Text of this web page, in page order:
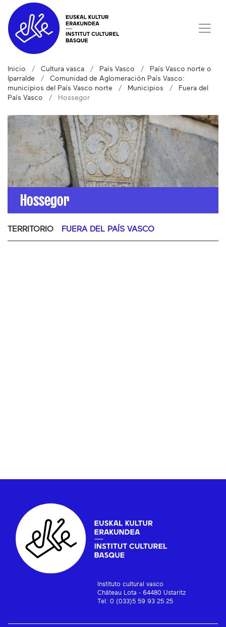
Inicio Cultura vasca País Vasco
País Vasco norte o
Iparralde
Comunidad de Aglomeración País Vasco:
municipios del País Vasco norte
Municipios
Fuera del
País Vasco
Hossegor
Hossegor
TERRITORIO FUERA DEL PAÍS VASCO
Instituto cultural vasco
Château Lota - 64480 Ustaritz
Tel: 0 (033)5 59 93 25 25